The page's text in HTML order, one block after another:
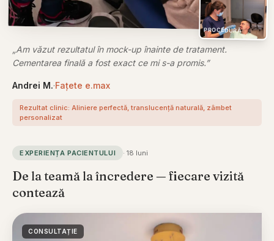
PROCEDURĂ
„Am văzut rezultatul în mock-up înainte de tratament.
Cementarea finală a fost exact ce mi s-a promis.”
Andrei M.·Fațete e.max
Rezultat clinic: Aliniere perfectă, translucență naturală, zâmbet
personalizat
EXPERIENȚA PACIENTULUI ·18 luni
De la teamă la încredere — fiecare vizită
contează
CONSULTAȚIE